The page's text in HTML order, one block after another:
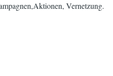
Vernetzung.